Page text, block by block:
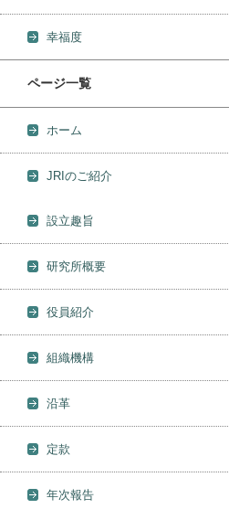
幸福度
ページ一覧
ホーム
JRIのご紹介
設立趣旨
研究所概要
役員紹介
組織機構
沿革
定款
年次報告